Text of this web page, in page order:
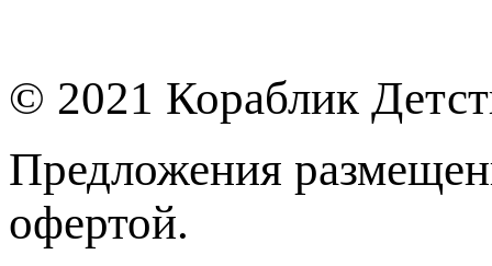
© 2021 Кораблик
Предложения
офертой.